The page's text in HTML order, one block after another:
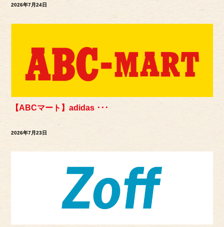
2026年7月24日
【ABCマート】adidas ･･･
2026年7月23日